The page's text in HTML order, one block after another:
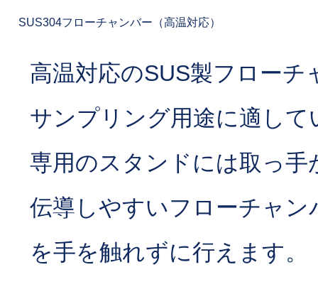
SUS304フローチャンバー（高温対応）
高温対応のSUS製フローチ
サンプリング用途に適して
専用のスタンドには取っ手
伝導しやすいフローチャン
を手を触れずに行えます。